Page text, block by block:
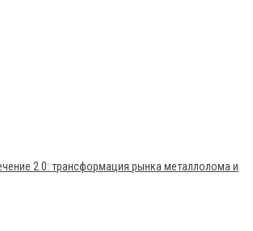
2.0: трансформация рынка металлолома и